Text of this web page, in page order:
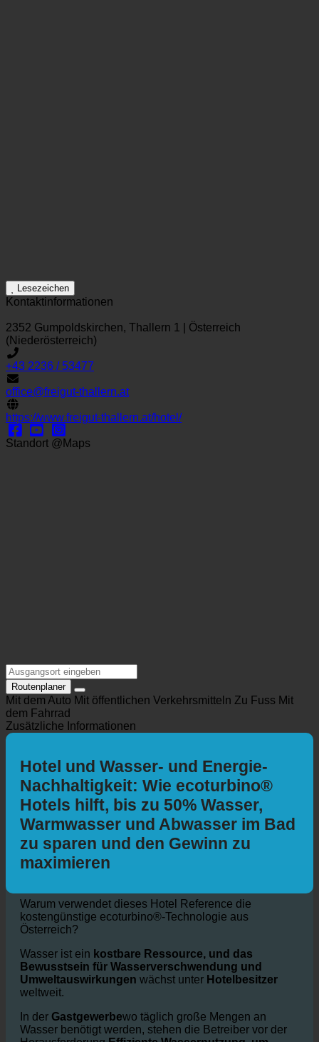
Lesezeichen
Kontaktinformationen
2352 Gumpoldskirchen, Thallern 1 | Österreich
(Niederösterreich)
+43 2236 / 53477
office@freigut-thallern.at
https://www.freigut-thallern.at/hotel/
Routenplaner
Mit dem Auto Mit öffentlichen Verkehrsmitteln Zu Fuss Mit
Zusätzliche Informationen
Hotel und Wasser- und Energie-
Nachhaltigkeit: Wie ecoturbino®
Hotels hilft, bis zu 50% Wasser,
Warmwasser und Abwasser im Bad
maximieren
Warum verwendet dieses Hotel Reference die
kostengünstige ecoturbino®-Technologie aus
Österreich?
Wasser ist ein kostbare Ressource, und das
Bewusstsein für Wasserverschwendung und
Umweltauswirkungen wächst unter Hotelbesitzer
weltweit.